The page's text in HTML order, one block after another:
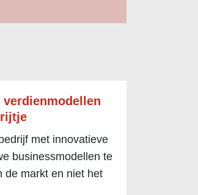
met innovatieve
businessmodellen te
de markt en niet het